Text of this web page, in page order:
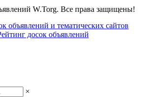
W.Torg. Все права защищены!
×